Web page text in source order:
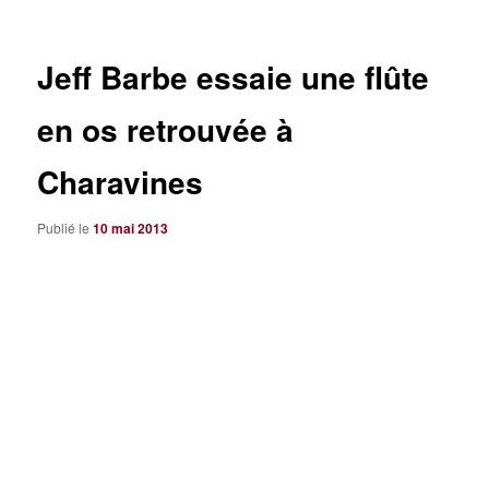
Jeff Barbe essaie une flûte
en os retrouvée à
Charavines
Publié le10 mai 2013